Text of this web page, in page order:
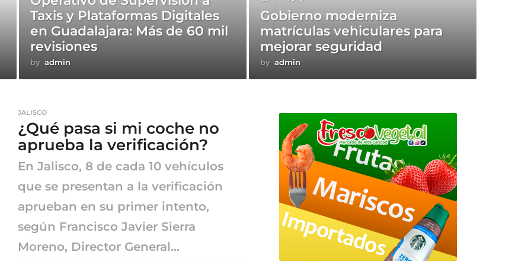
Taxis y Plataformas Digitales
en Guadalajara: Más de 60 mil
revisiones
by admin
Gobierno moderniza
matrículas vehiculares para
mejorar seguridad
by admin
JALISCO
¿Qué pasa si mi coche no
aprueba la verificación?
En Jalisco, 8 de cada 10 vehículos
que se presentan a la verificación
aprueban en su primer intento,
según Francisco Javier Sierra
Moreno, Director General...